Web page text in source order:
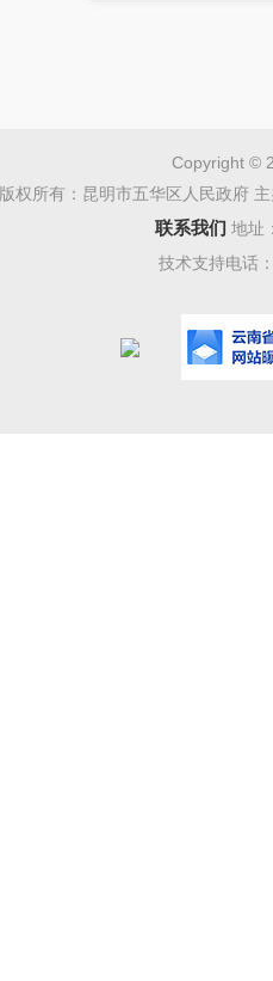
Copyright ©
版权所有：昆明市五华区人民政府
联系我们 地址
技术支持电话